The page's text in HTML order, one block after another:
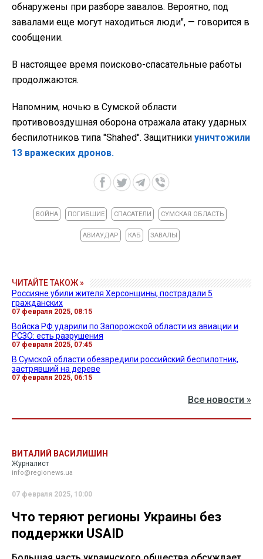
обнаружены при разборе завалов. Вероятно, под
завалами еще могут находиться люди", — говорится в
сообщении.
В настоящее время поисково-спасательные работы
продолжаются.
Напомним, ночью в Сумской области
противовоздушная оборона отражала атаку ударных
беспилотников типа "Shahed". Защитники уничтожили
13 вражеских дронов.
ВОЙНА ПОГИБШИЕ СПАСАТЕЛИ СУМСКАЯ ОБЛАСТЬ
АВИАУДАР КАБ ЗАВАЛЫ
ЧИТАЙТЕ ТАКОЖ »
Россияне убили жителя Херсонщины, пострадали 5
гражданских
07 февраля 2025, 08:15
Войска РФ ударили по Запорожской области из авиации и
РСЗО: есть разрушения
07 февраля 2025, 07:45
В Сумской области обезвредили российский беспилотник,
застрявший на дереве
07 февраля 2025, 06:15
Все новости »
ВИТАЛИЙ ВАСИЛИШИН
Журналист
info@regionews.ua
07 февраля 2025, 10:00
Что теряют регионы Украины без
поддержки USAID